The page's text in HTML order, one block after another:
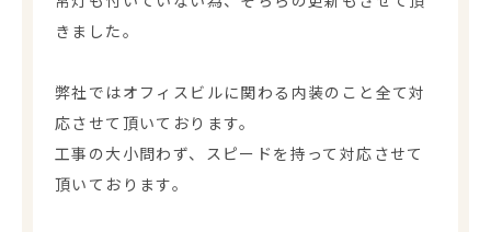
きました。
弊社ではオフィスビルに関わる内装のこと全て対
応させて頂いております。
工事の大小問わず、スピードを持って対応させて
頂いております。